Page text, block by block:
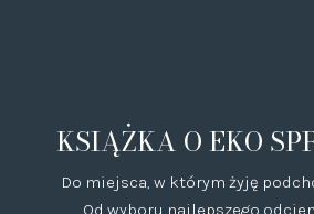
KSIĄŻKA O EKO
Do miejsca, w którym żyję
Od wyboru najlepszego